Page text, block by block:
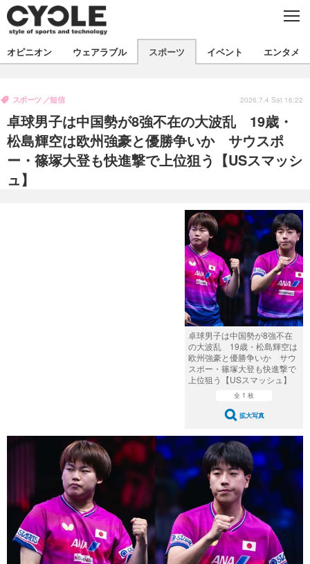
C
E
製品/用品
衣類
飲食
バックナンバー
コラム
インプレ
ボイス
デバイス
ビジネス
国内
海外
スポーツ
短信
まとめ
イベント
文化
エンタメ
出版／映画
ファッション
写真
政治
オピニオン ウェアラブル スポーツ イベント エンタメ
卓球男子は中国勢が8強不在の大波乱 19歳・
松島輝空は欧州強豪と優勝争いか サウスポ
ー・篠塚大登も快進撃で上位狙う【USスマッシ
ュ】
スポーツ 短信 2026.7.4 Sat 16:22
卓球男子は中国勢が8強不在
の大波乱 19歳・松島輝空は
欧州強豪と優勝争いか サウ
スポー・篠塚大登も快進撃で
上位狙う【USスマッシュ】
全 1 枚
拡大写真